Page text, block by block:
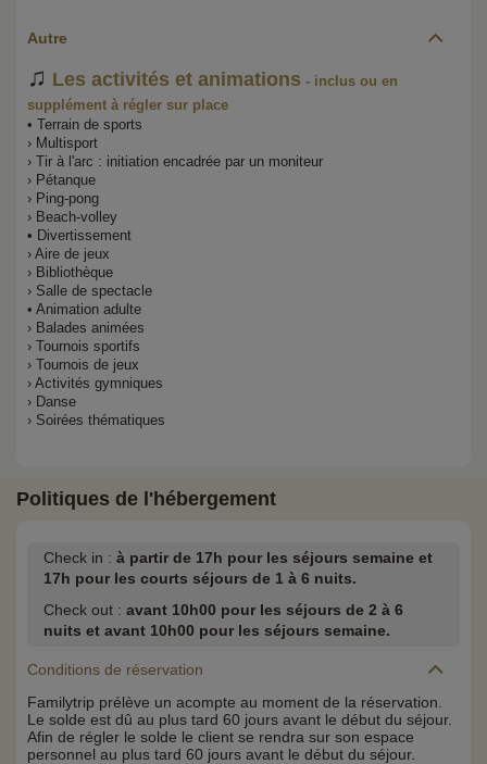
Autre
♫ Les activités et animations - inclus ou en
supplément à régler sur place
• Terrain de sports
› Multisport
› Tir à l'arc : initiation encadrée par un moniteur
› Pétanque
› Ping-pong
› Beach-volley
• Divertissement
› Aire de jeux
› Bibliothèque
› Salle de spectacle
• Animation adulte
› Balades animées
› Tournois sportifs
› Tournois de jeux
› Activités gymniques
› Danse
› Soirées thématiques
Politiques de l'hébergement
Check in : à partir de 17h pour les séjours semaine et
17h pour les courts séjours de 1 à 6 nuits.
Check out : avant 10h00 pour les séjours de 2 à 6
nuits et avant 10h00 pour les séjours semaine.
Conditions de réservation
Familytrip prélève un acompte au moment de la réservation.
Le solde est dû au plus tard 60 jours avant le début du séjour.
Afin de régler le solde le client se rendra sur son espace
personnel au plus tard 60 jours avant le début du séjour.